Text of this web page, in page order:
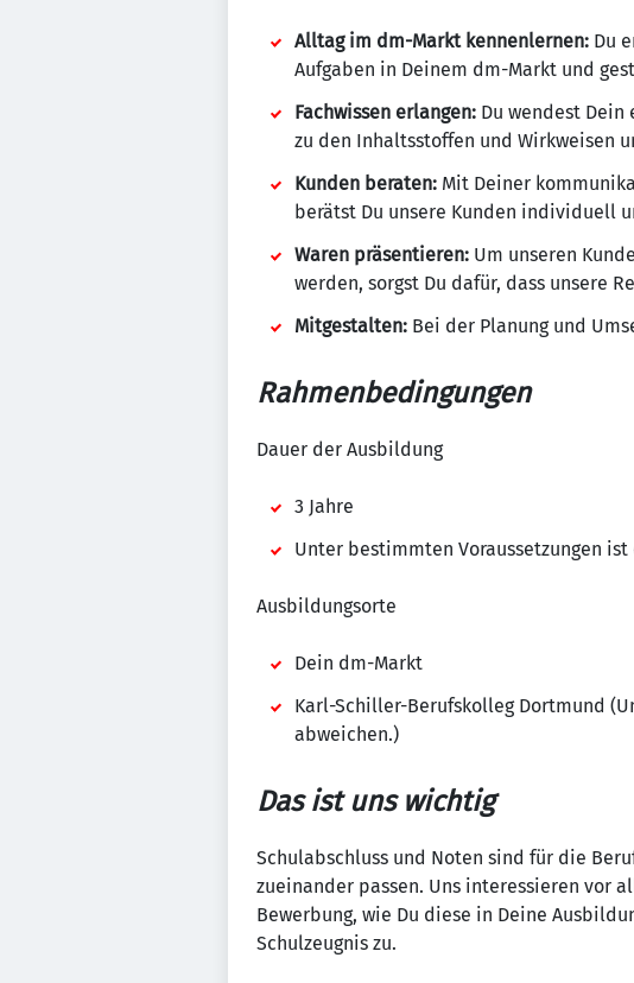
Alltag im dm-Markt kennenlernen: Du
Aufgaben in Deinem dm-Markt und
Fachwissen erlangen: Du wendest
zu den Inhaltsstoffen und Wirkweisen
Kunden beraten: Mit Deiner
berätst Du unsere Kunden individuell
Waren präsentieren: Um unseren
werden, sorgst Du dafür, dass unsere
Mitgestalten: Bei der Planung und
Rahmenbedingungen
Dauer der Ausbildung
3 Jahre
Unter bestimmten Voraussetzungen
Ausbildungsorte
Dein dm-Markt
Karl-Schiller-Berufskolleg Dortmund
abweichen.)
Das ist uns wichtig
Schulabschluss und Noten sind für die
zueinander passen. Uns interessieren vor
Bewerbung, wie Du diese in Deine
Schulzeugnis zu.